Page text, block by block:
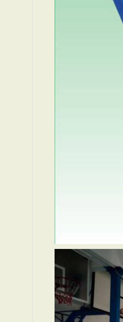
篮球场施工-深圳篮球场施